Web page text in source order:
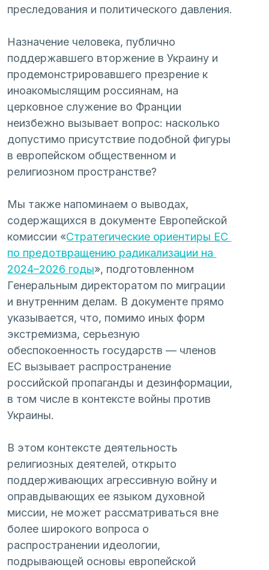
преследования и политического давления.
Назначение человека, публично
поддержавшего вторжение в Украину и
продемонстрировавшего презрение к
иноакомыслящим россиянам, на
церковное служение во Франции
неизбежно вызывает вопрос: насколько
допустимо присутствие подобной фигуры
в европейском общественном и
религиозном пространстве?
Мы также напоминаем о выводах,
содержащихся в документе Европейской
комиссии «Стратегические ориентиры ЕС
по предотвращению радикализации на
2024–2026 годы», подготовленном
Генеральным директоратом по миграции
и внутренним делам. В документе прямо
указывается, что, помимо иных форм
экстремизма, серьезную
обеспокоенность государств — членов
ЕС вызывает распространение
российской пропаганды и дезинформации,
в том числе в контексте войны против
Украины.
В этом контексте деятельность
религиозных деятелей, открыто
поддерживающих агрессивную войну и
оправдывающих ее языком духовной
миссии, не может рассматриваться вне
более широкого вопроса о
распространении идеологии,
подрывающей основы европейской